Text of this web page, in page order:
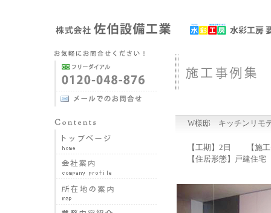
W様邸 キッチンリモ
【工期】2日 【施工
【住居形態】戸建